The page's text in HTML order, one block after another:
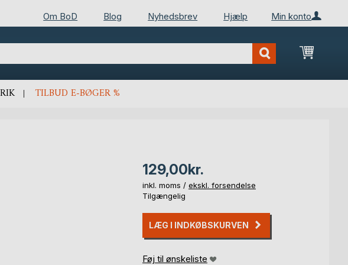
Min konto
Om BoD Blog Nyhedsbrev Hjælp
Min
TILBUD E-BØGER %
129,00kr.
inkl. moms / ekskl. forsendelse
Tilgængelig
LÆG I INDKØBSKURVEN
Føj til ønskeliste